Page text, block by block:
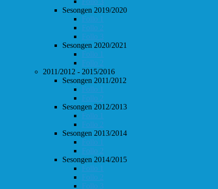
Sesongen 2019/2020
Follo 1
Follo 2
Follo 3
Sesongen 2020/2021
Follo 1
Follo 2
2011/2012 - 2015/2016
Sesongen 2011/2012
Follo 1
Follo 2
Sesongen 2012/2013
Follo 1
Follo 2
Sesongen 2013/2014
Follo 1
Follo 2
Sesongen 2014/2015
Follo 1
Follo 2
Follo 3